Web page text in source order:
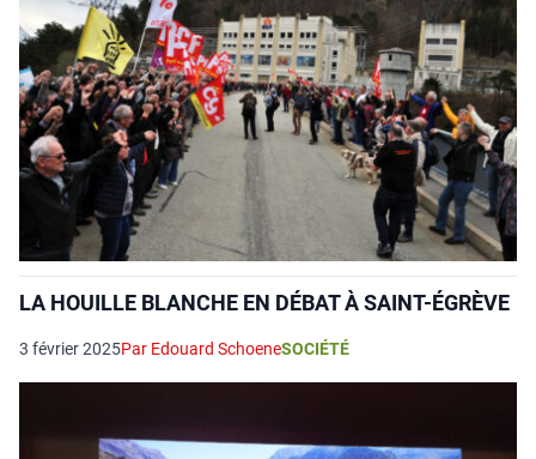
LA HOUILLE BLANCHE EN DÉBAT À SAINT-ÉGRÈVE
3 février 2025Par Edouard SchoeneSOCIÉTÉ